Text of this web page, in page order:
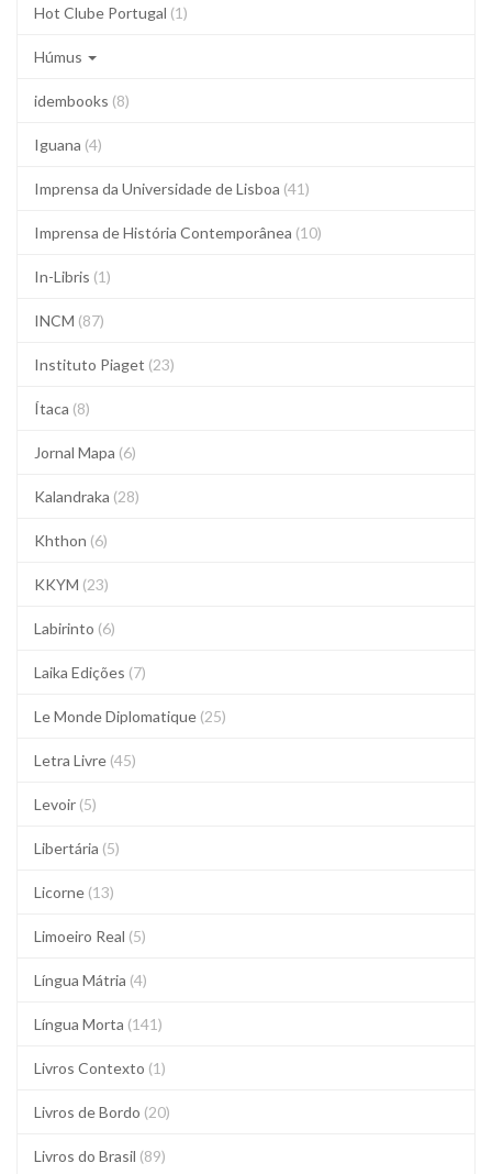
Hot Clube Portugal (1)
Húmus
idembooks (8)
Iguana (4)
Imprensa da Universidade de Lisboa (41)
Imprensa de História Contemporânea (10)
In-Libris (1)
INCM (87)
Instituto Piaget (23)
Ítaca (8)
Jornal Mapa (6)
Kalandraka (28)
Khthon (6)
KKYM (23)
Labirinto (6)
Laika Edições (7)
Le Monde Diplomatique (25)
Letra Livre (45)
Levoir (5)
Libertária (5)
Licorne (13)
Limoeiro Real (5)
Língua Mátria (4)
Língua Morta (141)
Livros Contexto (1)
Livros de Bordo (20)
Livros do Brasil (89)